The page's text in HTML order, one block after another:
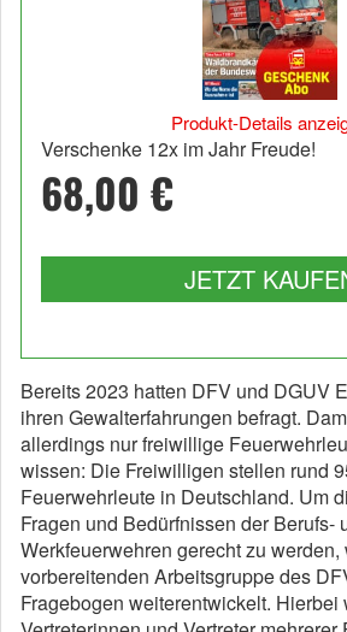
Produkt-Details
Verschenke 12x im Jahr Freude!
68,00 €
JETZT
Bereits 2023 hatten DFV und DGUV
ihren Gewalterfahrungen befragt.
allerdings nur freiwillige
wissen: Die Freiwilligen stellen rund
Feuerwehrleute in Deutschland. Um
Fragen und Bedürfnissen der Berufs-
Werkfeuerwehren gerecht zu werden,
vorbereitenden Arbeitsgruppe des
Fragebogen weiterentwickelt. Hierbei